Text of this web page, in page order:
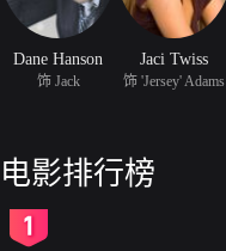
Dane Hanson
饰 Jack
Jaci Twiss
饰 'Jersey' Adams
电影排行榜